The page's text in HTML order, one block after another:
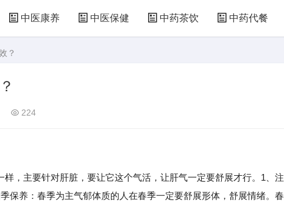
中医康养 中医保健 中药茶饮 中药代餐
？
224
主要针对肝脏，要让它这个气活，让肝气一定要舒展才行。1、注
保养：春季为主气郁体质的人在春季一定要舒展形体，舒展情绪。春